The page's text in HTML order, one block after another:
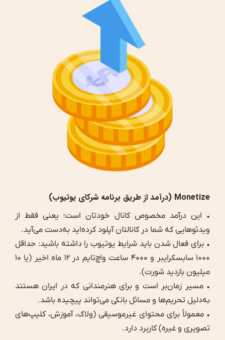
Monetize (درآمد از طریق برنامه شرکای یوتیوب)
• این درآمد مخصوص کانال خودتان است؛ یعنی فقط از
ویدئوهایی که شما در کانالتان آپلود کرده‌اید به‌دست می‌آید.
• برای فعال شدن باید شرایط یوتیوب را داشته باشید: حداقل
۱۰۰۰ سابسکرایبر و ۴۰۰۰ ساعت واچ‌تایم در ۱۲ ماه اخیر (یا ۱۰
میلیون بازدید شورت).
• مسیر زمان‌بر است و برای هنرمندانی که در ایران هستند
به‌دلیل تحریم‌ها و مسائل بانکی می‌تواند پیچیده باشد.
• معمولاً برای محتوای غیرموسیقی (ولاگ، آموزش، کلیپ‌های
تصویری و غیره) کاربرد دارد.